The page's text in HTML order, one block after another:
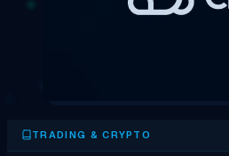
TRADING & CRYPTO